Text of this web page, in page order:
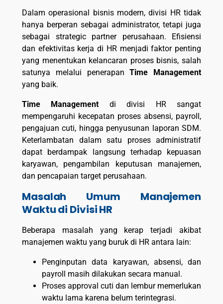
Dalam operasional bisnis modern, divisi HR tidak
hanya berperan sebagai administrator, tetapi juga
sebagai strategic partner perusahaan. Efisiensi
dan efektivitas kerja di HR menjadi faktor penting
yang menentukan kelancaran proses bisnis, salah
satunya melalui penerapanTime Management
yang baik.
Time Management di divisi HR sangat
mempengaruhi kecepatan proses absensi, payroll,
pengajuan cuti, hingga penyusunan laporan SDM.
Keterlambatan dalam satu proses administratif
dapat berdampak langsung terhadap kepuasan
karyawan, pengambilan keputusan manajemen,
dan pencapaian target perusahaan.
Masalah Umum Manajemen
Waktu di Divisi HR
Beberapa masalah yang kerap terjadi akibat
manajemen waktu yang buruk di HR antara lain:
Penginputan data karyawan, absensi, dan
payroll masih dilakukan secara manual.
Proses approval cuti dan lembur memerlukan
waktu lama karena belum terintegrasi.